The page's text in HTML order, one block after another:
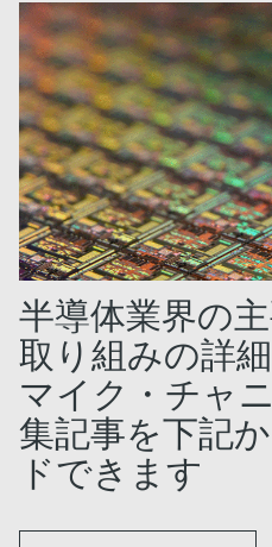
半導体業界の
取り組みの詳
マイク・チャ
集記事を下記
ドできます